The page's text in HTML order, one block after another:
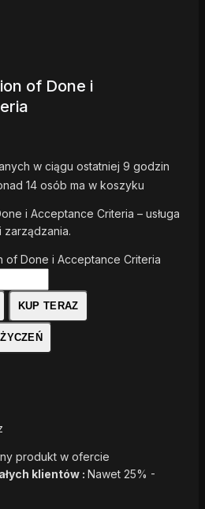
of Done i
w ciągu ostatniej 9 godzin
14 osób ma w koszyku
i Acceptance Criteria – usługa
zarządzania.
of Done i Acceptance Criteria
KUP TERAZ
produkt w ofercie
klientów : Nawet 25% -